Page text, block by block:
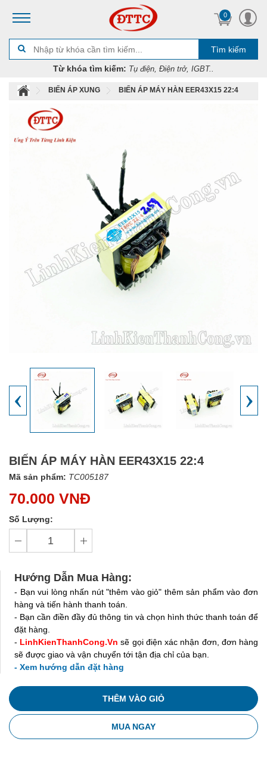
0
Tìm kiếm
Từ khóa tìm kiếm: Tụ điện, Điện trở, IGBT..
BIẾN ÁP XUNG BIẾN ÁP MÁY HÀN EER43X15 22:4
‹ ›
BIẾN ÁP MÁY HÀN EER43X15 22:4
Mã sản phẩm: TC005187
70.000 VNĐ
Số Lượng:
Hướng Dẫn Mua Hàng:
- Bạn vui lòng nhấn nút "thêm vào giỏ" thêm sản phẩm vào đơn
hàng và tiến hành thanh toán.
- Bạn cần điền đầy đủ thông tin và chọn hình thức thanh toán để
đặt hàng.
- LinhKienThanhCong.Vn sẽ gọi điện xác nhận đơn, đơn hàng
sẽ được giao và vận chuyển tới tận địa chỉ của bạn.
- Xem hướng dẫn đặt hàng
THÊM VÀO GIỎ
MUA NGAY